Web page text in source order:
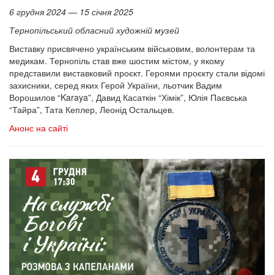
6 грудня 2024 — 15 січня 2025
Тернопільський обласний художній музей
Виставку присвячено українським військовим, волонтерам та
медикам. Тернопіль став вже шостим містом, у якому
представили виставковий проєкт. Героями проєкту стали відомі
захисники, серед яких Герой України, льотчик Вадим
Ворошилов “Karaya”, Давид Касаткін “Хімік”, Юлія Паєвська
“Тайра”, Тата Кеплер, Леонід Остальцев.
Анонс на сайті